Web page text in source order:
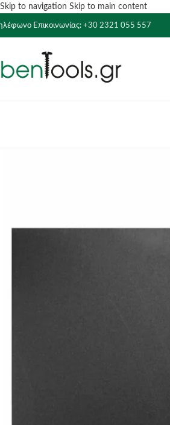
Skip to navigation Skip to main content
Επικοινωνίας: +30 2321 055 557